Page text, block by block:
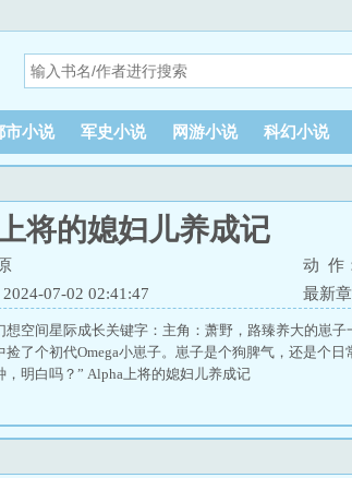
市小说 军史小说 网游小说 科幻小说
将的媳妇儿养成记
动 作
07-02 02:41:47
最新章
想空间星际成长关键字：主角：萧野，路臻养大的崽
捡了个初代Omega小崽子。崽子是个狗脾气，还是个
，明白吗？” Alpha上将的媳妇儿养成记